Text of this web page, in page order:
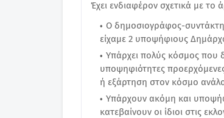
Έχει ενδιαφέρον σχετικά με το
Ο δημοσιογράφος-
είχαμε 2 υποψήφιους
Υπάρχει πολύς κόσμος που
υποψηφιότητες
ή εξάρτηση στον κόσμο
Υπάρχουν ακόμη και
κατεβαίνουν οι ίδιοι στις